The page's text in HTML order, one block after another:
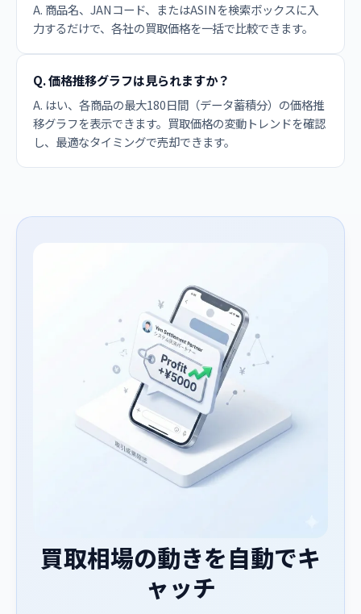
A. 商品名、JANコード、またはASINを検索ボックスに入
力するだけで、各社の買取価格を一括で比較できます。
Q. 価格推移グラフは見られますか？
A. はい、各商品の最大180日間（データ蓄積分）の価格推
移グラフを表示できます。買取価格の変動トレンドを確認
し、最適なタイミングで売却できます。
買取相場の動きを自動でキ
ャッチ